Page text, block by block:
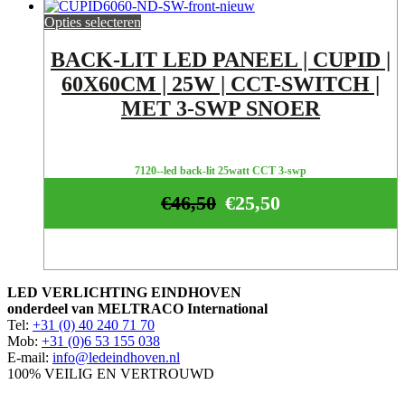
Opties selecteren
BACK-LIT LED PANEEL | CUPID |
60X60CM | 25W | CCT-SWITCH |
MET 3-SWP SNOER
7120--led back-lit 25watt CCT 3-swp
€25,50
€46,50
LED VERLICHTING EINDHOVEN
onderdeel van MELTRACO International
Tel: +31 (0) 40 240 71 70
Mob: +31 (0)6 53 155 038
E-mail: info@ledeindhoven.nl
100% VEILIG EN VERTROUWD